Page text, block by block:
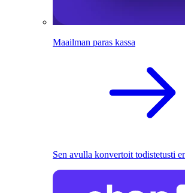
Maailman paras kassa
Sen avulla konvertoit todistetusti